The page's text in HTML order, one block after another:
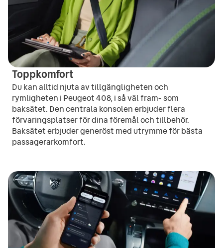
Toppkomfort
Du kan alltid njuta av tillgängligheten och
rymligheten i Peugeot 408, i så väl fram- som
baksätet. Den centrala konsolen erbjuder flera
förvaringsplatser för dina föremål och tillbehör.
Baksätet erbjuder generöst med utrymme för bästa
passagerarkomfort.